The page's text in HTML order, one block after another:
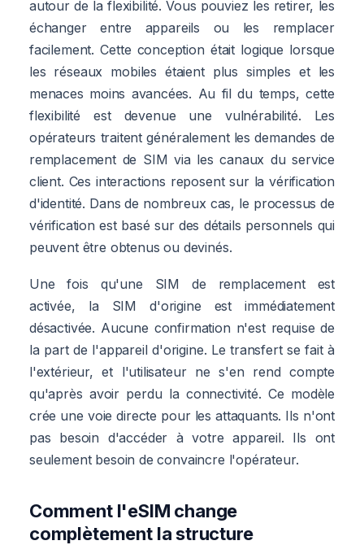
autour de la flexibilité. Vous pouviez les retirer, les
échanger entre appareils ou les remplacer
facilement. Cette conception était logique lorsque
les réseaux mobiles étaient plus simples et les
menaces moins avancées. Au fil du temps, cette
flexibilité est devenue une vulnérabilité. Les
opérateurs traitent généralement les demandes de
remplacement de SIM via les canaux du service
client. Ces interactions reposent sur la vérification
d'identité. Dans de nombreux cas, le processus de
vérification est basé sur des détails personnels qui
peuvent être obtenus ou devinés.
Une fois qu'une SIM de remplacement est
activée, la SIM d'origine est immédiatement
désactivée. Aucune confirmation n'est requise de
la part de l'appareil d'origine. Le transfert se fait à
l'extérieur, et l'utilisateur ne s'en rend compte
qu'après avoir perdu la connectivité. Ce modèle
crée une voie directe pour les attaquants. Ils n'ont
pas besoin d'accéder à votre appareil. Ils ont
seulement besoin de convaincre l'opérateur.
Comment l'eSIM change
complètement la structure